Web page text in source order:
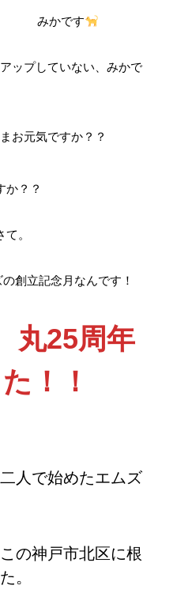
みかです
ップしていない、みかで
お元気ですか？？
か？？
て。
創立記念月なんです！
丸25周年
！！
人で始めたエムズ
の神戸市北区に根
。